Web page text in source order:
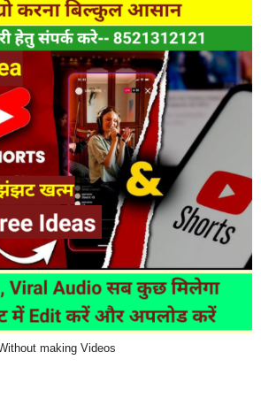
making Videos